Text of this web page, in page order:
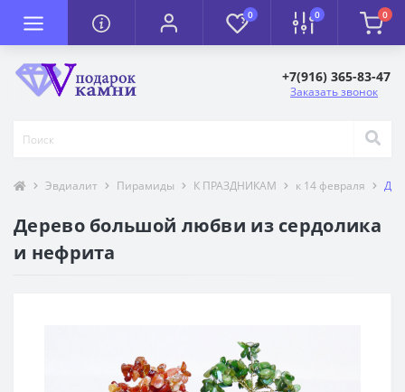
0 0 0
+7(916) 365-83-47
Заказать звонок
Эвдиалит Пирамиды К ПРАЗДНИКАМ к 14 февраля
Дерево большой любви из сердолика
и нефрита